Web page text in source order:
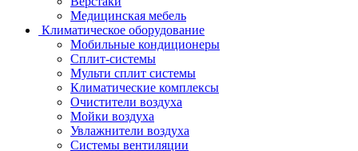
Медицинская мебель
Климатическое оборудование
Мобильные кондиционеры
Сплит-системы
Мульти сплит системы
Климатические комплексы
Очистители воздуха
Мойки воздуха
Увлажнители воздуха
Системы вентиляции